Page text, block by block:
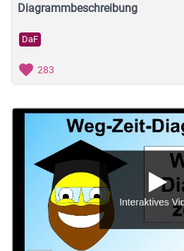
Diagrammbeschreibung
DaF
283